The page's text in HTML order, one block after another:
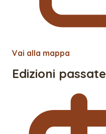
Vai alla mappa
Edizioni passate